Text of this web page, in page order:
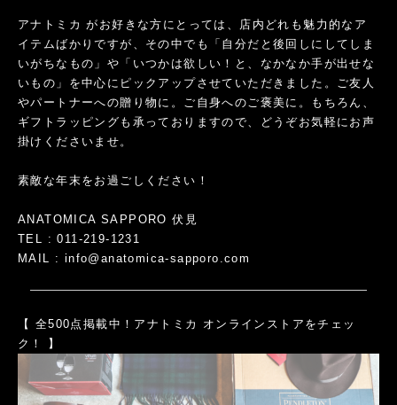
アナトミカ がお好きな方にとっては、店内どれも魅力的なア
イテムばかりですが、その中でも「自分だと後回しにしてしま
いがちなもの」や「いつかは欲しい！と、なかなか手が出せな
いもの」を中心にピックアップさせていただきました。ご友人
やパートナーへの贈り物に。ご自身へのご褒美に。もちろん、
ギフトラッピングも承っておりますので、どうぞお気軽にお声
掛けくださいませ。
素敵な年末をお過ごしください！
ANATOMICA SAPPORO 伏見
TEL : 011-219-1231
MAIL : info@anatomica-sapporo.com
【 全500点掲載中！アナトミカ オンラインストアをチェッ
ク！ 】